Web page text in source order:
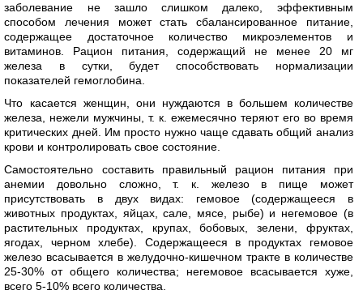
заболевание не зашло слишком далеко, эффективным
способом лечения может стать сбалансированное питание,
содержащее достаточное количество микроэлементов и
витаминов. Рацион питания, содержащий не менее 20 мг
железа в сутки, будет способствовать нормализации
показателей гемоглобина.
Что касается женщин, они нуждаются в большем количестве
железа, нежели мужчины, т. к. ежемесячно теряют его во время
критических дней. Им просто нужно чаще сдавать общий анализ
крови и контролировать свое состояние.
Самостоятельно составить правильный рацион питания при
анемии довольно сложно, т. к. железо в пище может
присутствовать в двух видах: гемовое (содержащееся в
животных продуктах, яйцах, сале, мясе, рыбе) и негемовое (в
растительных продуктах, крупах, бобовых, зелени, фруктах,
ягодах, черном хлебе). Содержащееся в продуктах гемовое
железо всасывается в желудочно-кишечном тракте в количестве
25-30% от общего количества; негемовое всасывается хуже,
всего 5-10% всего количества.